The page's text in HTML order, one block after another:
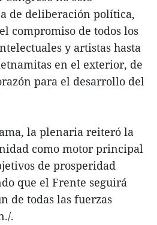
de deliberación política,
compromiso de todos los
y artistas hasta
en el exterior, de
para el desarrollo del
la plenaria reiteró la
como motor principal
de prosperidad
que el Frente seguirá
de todas las fuerzas
.